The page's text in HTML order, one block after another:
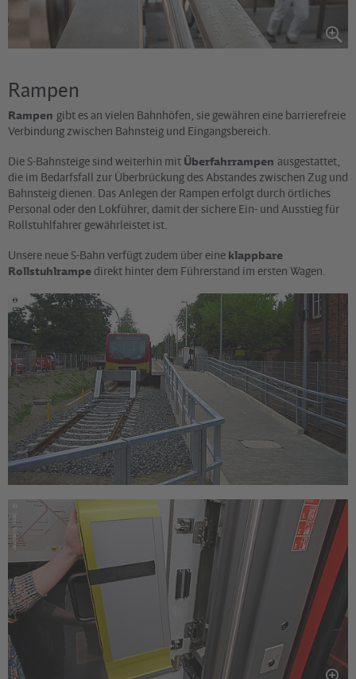
Rampen
Rampen gibt es an vielen Bahnhöfen, sie gewähren eine barrierefreie
Verbindung zwischen Bahnsteig und Eingangsbereich.
Die S-Bahnsteige sind weiterhin mit Überfahrrampen ausgestattet,
die im Bedarfsfall zur Überbrückung des Abstandes zwischen Zug und
Bahnsteig dienen. Das Anlegen der Rampen erfolgt durch örtliches
Personal oder den Lokführer, damit der sichere Ein- und Ausstieg für
Rollstuhlfahrer gewährleistet ist.
Unsere neue S-Bahn verfügt zudem über eine klappbare
Rollstuhlrampe direkt hinter dem Führerstand im ersten Wagen.
©
David Ulrich
Jens Wiesner